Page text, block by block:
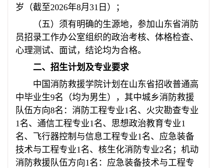
岁（截至2026年8月31日）；
（五）须有明确的生源地，参加山东省消防
员招录工作办公室组织的政治考核、体格检查、
心理测试、面试，结论均为合格。
二、招生计划及专业要求
中国消防救援学院计划在山东省招收普通高
中毕业生9名（均为男生），其中城乡消防救援
队伍方向8名：消防工程专业1名、火灾勘查专业
1名、通信工程专业1名、思想政治教育专业1
名、飞行器控制与信息工程专业1名、应急装备
技术与工程专业1名、核生化消防专业2名；机动
消防救援队伍方向1名：应急装备技术与工程专